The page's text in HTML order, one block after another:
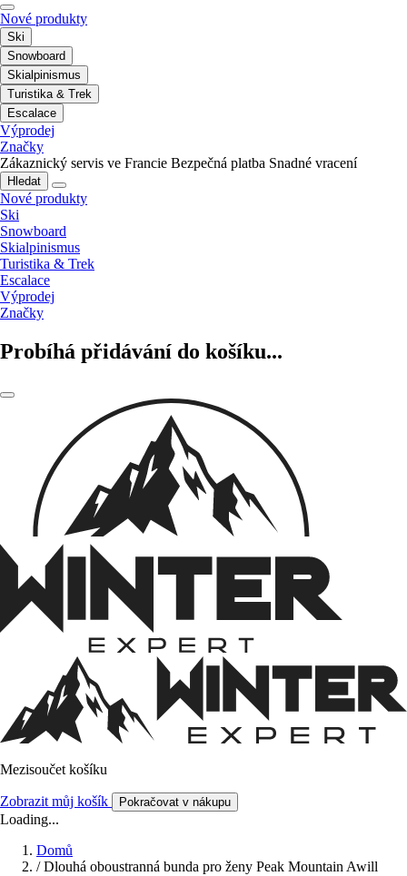
Nové produkty
Ski
Snowboard
Skialpinismus
Turistika & Trek
Escalace
Výprodej
Značky
Zákaznický servis ve Francie Bezpečná platba Snadné vracení
Hledat
Nové produkty
Ski
Snowboard
Skialpinismus
Turistika & Trek
Escalace
Výprodej
Značky
Probíhá přidávání do košíku...
Mezisoučet košíku
Zobrazit můj košík Pokračovat v nákupu
Loading...
Domů
/ Dlouhá oboustranná bunda pro ženy Peak Mountain Awill